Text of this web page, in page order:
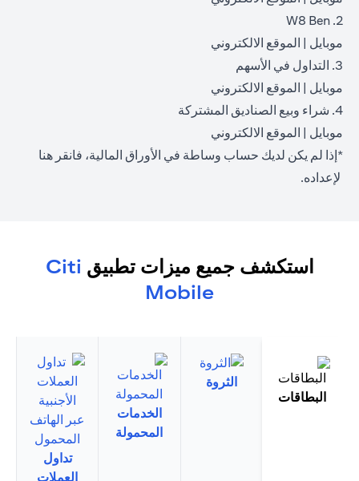
2. W8 Ben
موبايل opens in a new tab| الموقع الالكتروني
3. التداول في الأسهم
موبايل opens in a new tab| الموقع الالكتروني
4. شراء وبيع الصناديق المشتركة
موبايل opens in a new tab| الموقع الالكتروني
*إذا لم يكن لديك حساب وساطة في الأوراق المالية، فانقر هنا
opens in a new tab
لإعداده.
استكشف جميع ميزات تطبيق Citi
Mobile
البطاقات
الثروة
الخدمات
المحمولة
تداول
العملات